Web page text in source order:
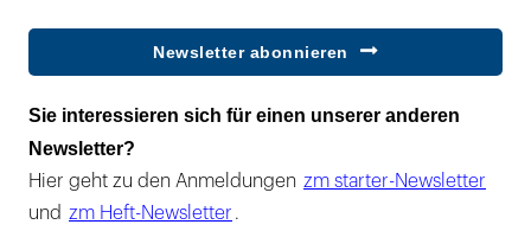
Newsletter abonnieren
Sie interessieren sich für einen unserer anderen
Newsletter?
Hier geht zu den Anmeldungen zm starter-Newsletter
und zm Heft-Newsletter .